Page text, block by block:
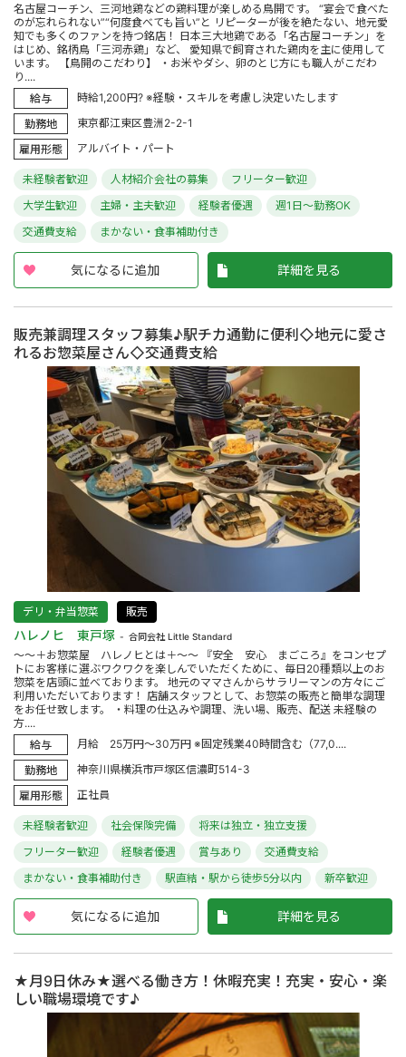
名古屋コーチン、三河地鶏などの鶏料理が楽しめる鳥開です。 “宴会で食べた
のが忘れられない”“何度食べても旨い”と リピーターが後を絶たない、地元愛
知でも多くのファンを持つ銘店！ 日本三大地鶏である「名古屋コーチン」を
はじめ、銘柄鳥「三河赤鶏」など、 愛知県で飼育された鶏肉を主に使用して
います。 【鳥開のこだわり】 ・お米やダシ、卵のとじ方にも職人がこだわ
り....
給与
時給1,200円? ※経験・スキルを考慮し決定いたします
勤務地
東京都江東区豊洲2-2-1
雇用形態
アルバイト・パート
未経験者歓迎 人材紹介会社の募集
フリーター歓迎
大学生歓迎
主婦・主夫歓迎 経験者優遇
週1日～勤務OK
交通費支給
まかない・食事補助付き
気になるに追加 詳細を見る
販売兼調理スタッフ募集♪駅チカ通勤に便利◇地元に愛さ
れるお惣菜屋さん◇交通費支給
デリ・弁当惣菜 販売
ハレノヒ 東戸塚 合同会社 Little Standard
～～＋お惣菜屋 ハレノヒとは＋～～ 『安全 安心 まごころ』をコンセプ
トにお客様に選ぶワクワクを楽しんでいただくために、毎日20種類以上のお
惣菜を店頭に並べております。 地元のママさんからサラリーマンの方々にご
利用いただいております！ 店舗スタッフとして、お惣菜の販売と簡単な調理
をお任せ致します。 ・料理の仕込みや調理、洗い場、販売、配送 未経験の
方....
給与
月給 25万円～30万円 ※固定残業40時間含む（77,0....
勤務地
神奈川県横浜市戸塚区信濃町514-3
雇用形態
正社員
未経験者歓迎 社会保険完備
将来は独立・独立支援
フリーター歓迎
経験者優遇 賞与あり
交通費支給
まかない・食事補助付き
駅直結・駅から徒歩5分以内 新卒歓迎
気になるに追加 詳細を見る
★月9日休み★選べる働き方！休暇充実！充実・安心・楽
しい職場環境です♪